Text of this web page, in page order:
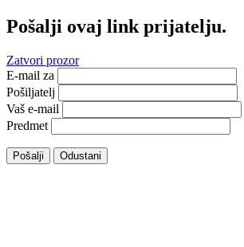
Pošalji ovaj link prijatelju.
Zatvori prozor
E-mail za
Pošiljatelj
Vaš e-mail
Predmet
Pošalji Odustani